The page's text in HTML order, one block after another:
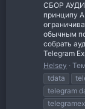
СБОР
принципу
обычным
собрать
Telegram
Helsey
tdata
telegram